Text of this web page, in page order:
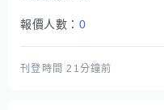
報價人數： 0
刊登時間21分鐘前